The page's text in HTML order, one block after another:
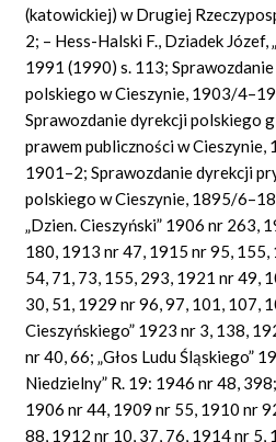
(katowickiej) w Drugiej
2; – Hess-Halski F., Dziadek Józef,
1991 (1990) s. 113;
polskiego w Cieszynie, 1903/
Sprawozdanie dyrekcji polskiego
prawem publiczności w
1901–2; Sprawozdanie dyrekcji
polskiego w Cieszynie, 1895/
„Dzien. Cieszyński” 1906 nr 263,
180, 1913 nr 47, 1915 nr 95,
54, 71, 73, 155, 293, 1921 nr 49,
30, 51, 1929 nr 96, 97, 101, 107,
Cieszyńskiego” 1923 nr 3, 138,
nr 40, 66; „Głos Ludu Śląskiego”
Niedzielny” R. 19: 1946 nr 48,
1906 nr 44, 1909 nr 55, 1910 nr
88, 1912 nr 10, 37, 76, 1914 nr 5,